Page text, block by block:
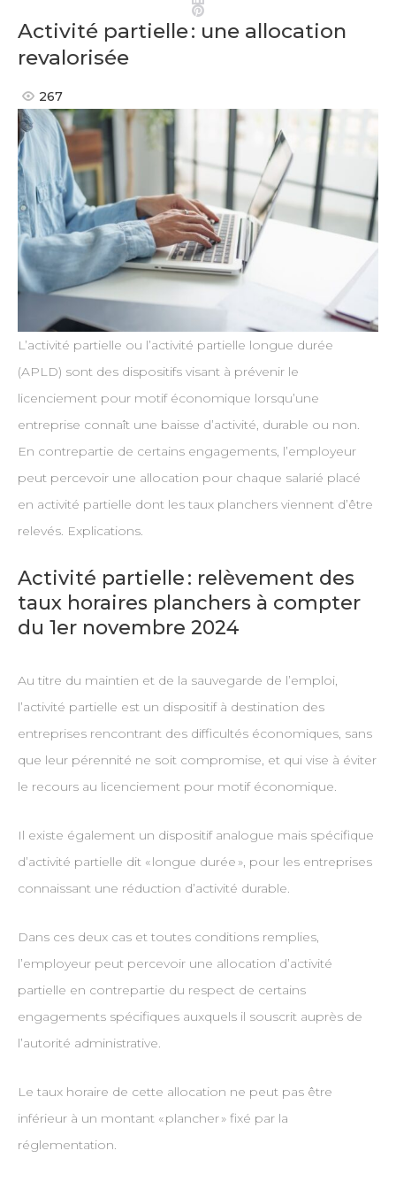
Pinterest
Activité partielle : une allocation
revalorisée
267
L’activité partielle ou l’activité partielle longue durée
(APLD) sont des dispositifs visant à prévenir le
licenciement pour motif économique lorsqu’une
entreprise connaît une baisse d’activité, durable ou non.
En contrepartie de certains engagements, l’employeur
peut percevoir une allocation pour chaque salarié placé
en activité partielle dont les taux planchers viennent d’être
relevés. Explications.
Activité partielle : relèvement des
taux horaires planchers à compter
du 1er novembre 2024
Au titre du maintien et de la sauvegarde de l’emploi,
l’activité partielle est un dispositif à destination des
entreprises rencontrant des difficultés économiques, sans
que leur pérennité ne soit compromise, et qui vise à éviter
le recours au licenciement pour motif économique.
Il existe également un dispositif analogue mais spécifique
d’activité partielle dit « longue durée », pour les entreprises
connaissant une réduction d’activité durable.
Dans ces deux cas et toutes conditions remplies,
l’employeur peut percevoir une allocation d’activité
partielle en contrepartie du respect de certains
engagements spécifiques auxquels il souscrit auprès de
l’autorité administrative.
Le taux horaire de cette allocation ne peut pas être
inférieur à un montant « plancher » fixé par la
réglementation.